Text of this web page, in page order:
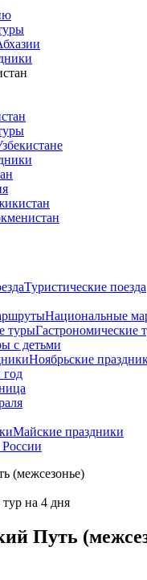
Туристические поезда
Национальные
Гастрономические
с детьми
Ноябрьские
Майские праздники
на 4 дня
Путь